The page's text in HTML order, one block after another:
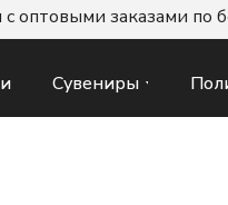
Сувениры
оптовыми заказами по